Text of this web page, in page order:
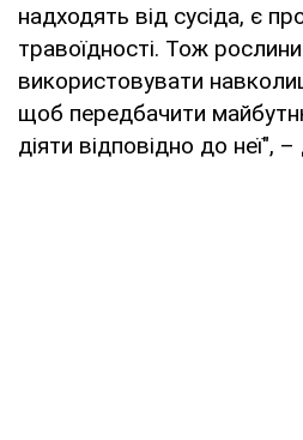
надходять від сусіда, є
травоїдності. Тож
використовувати
щоб передбачити
діяти відповідно до неї",